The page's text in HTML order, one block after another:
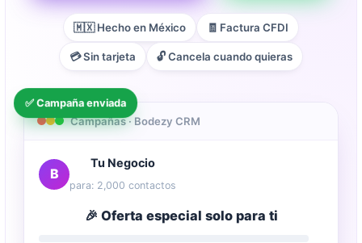
🇲🇽 Hecho en México 🧾 Factura CFDI
💳 Sin tarjeta 🔓 Cancela cuando quieras
✅ Campaña enviada
Campañas · Bodezy CRM
B
Tu Negocio
para: 2,000 contactos
🎉 Oferta especial solo para ti